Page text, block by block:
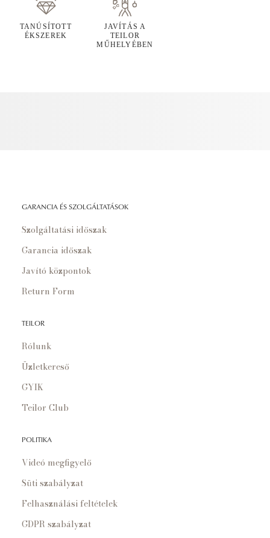
TANÚSÍTOTT
ÉKSZEREK
JAVÍTÁS A
TEILOR
MŰHELYÉBEN
GARANCIA ÉS SZOLGÁLTATÁSOK
Szolgáltatási időszak
Garancia időszak
Javító központok
Return Form
TEILOR
Rólunk
Üzletkereső
GYIK
Teilor Club
POLITIKA
Videó megfigyelő
Süti szabályzat
Felhasználási feltételek
GDPR szabályzat